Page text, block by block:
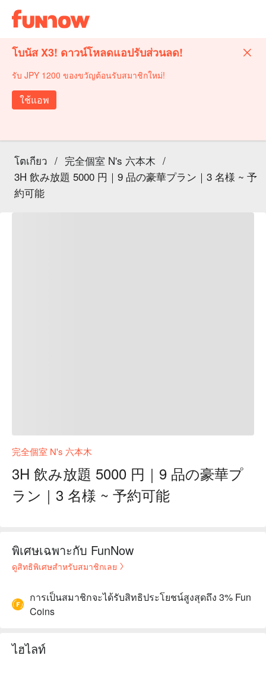
โบนัส X3! ดาวน์โหลดแอปรับส่วนลด!
รับ JPY 1200 ของขวัญต้อนรับสมาชิกใหม่!
ใช้แอพ
โตเกียว / 完全個室 N's 六本木 /
3H 飲み放題 5000 円｜9 品の豪華プラン｜3 名様 ~ 予
約可能
完全個室 N's 六本木
3H 飲み放題 5000 円｜9 品の豪華プ
ラン｜3 名様 ~ 予約可能
พิเศษเฉพาะกับ FunNow
ดูสิทธิพิเศษสำหรับสมาชิกเลย
การเป็นสมาชิกจะได้รับสิทธิประโยชน์สูงสุดถึง 3% Fun
Coins
ไฮไลท์